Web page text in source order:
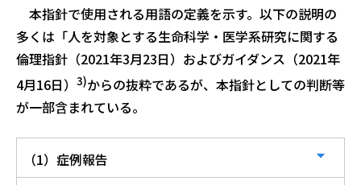
本指針で使用される用語の定義を示す。以下の説明の
多くは「人を対象とする生命科学・医学系研究に関する
倫理指針（2021年3月23日）およびガイダンス（2021年
4月16日） 3)からの抜粋であるが、本指針としての判断等
が一部含まれている。
（1）症例報告